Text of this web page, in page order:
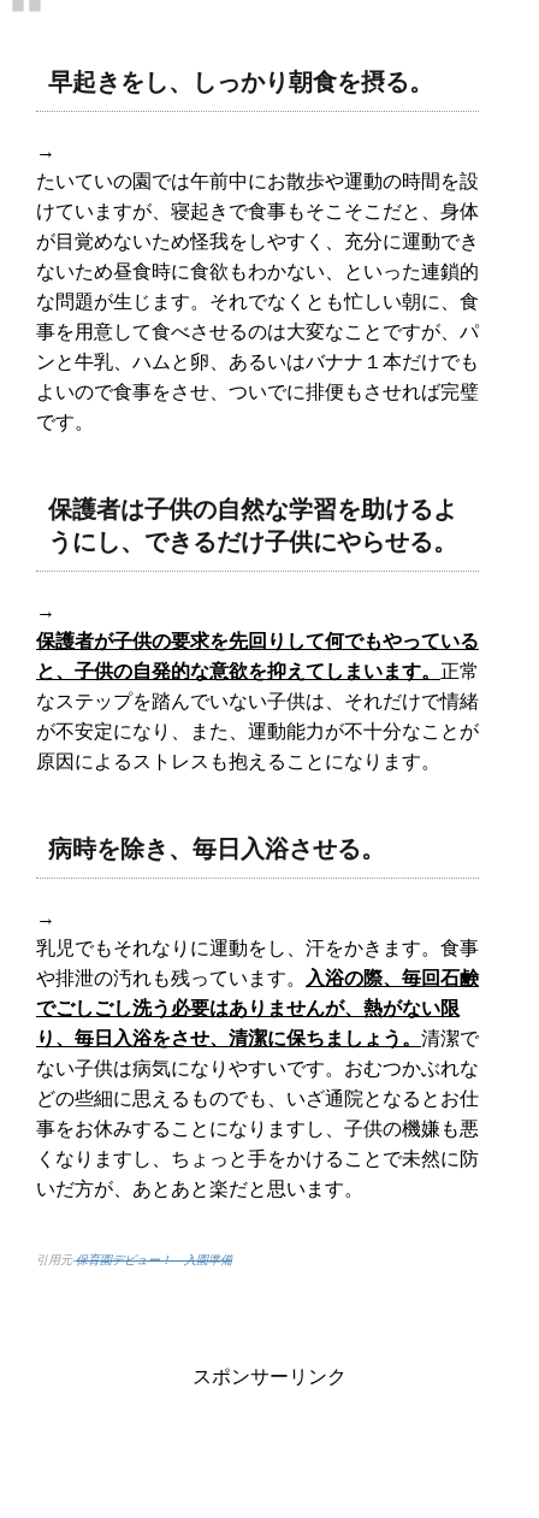
早起きをし、しっかり朝食を摂る。
→
たいていの園では午前中にお散歩や運動の時間を設
けていますが、寝起きで食事もそこそこだと、身体
が目覚めないため怪我をしやすく、充分に運動でき
ないため昼食時に食欲もわかない、といった連鎖的
な問題が生じます。それでなくとも忙しい朝に、食
事を用意して食べさせるのは大変なことですが、パ
ンと牛乳、ハムと卵、あるいはバナナ１本だけでも
よいので食事をさせ、ついでに排便もさせれば完璧
です。
保護者は子供の自然な学習を助けるよ
うにし、できるだけ子供にやらせる。
→
保護者が子供の要求を先回りして何でもやっている
と、子供の自発的な意欲を抑えてしまいます。 正常
なステップを踏んでいない子供は、それだけで情緒
が不安定になり、また、運動能力が不十分なことが
原因によるストレスも抱えることになります。
病時を除き、毎日入浴させる。
→
乳児でもそれなりに運動をし、汗をかきます。食事
や排泄の汚れも残っています。
入浴の際、毎回石鹸
でごしごし洗う必要はありませんが、熱がない限
り、毎日入浴をさせ、清潔に保ちましょう。 清潔で
ない子供は病気になりやすいです。おむつかぶれな
どの些細に思えるものでも、いざ通院となるとお仕
事をお休みすることになりますし、子供の機嫌も悪
くなりますし、ちょっと手をかけることで未然に防
いだ方が、あとあと楽だと思います。
引用元-保育園デビュー！ 入園準備
スポンサーリンク